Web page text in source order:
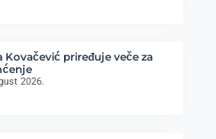
Kovačević priređuje veče za
2026.